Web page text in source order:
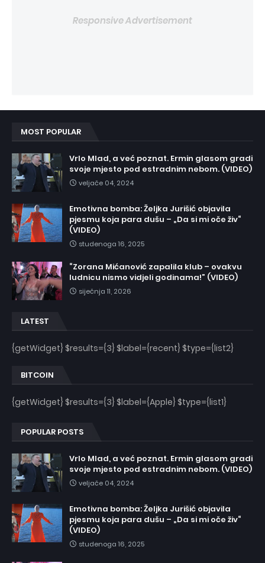
Responsive Advertisement
MOST POPULAR
Vrlo Mlad, a već poznat. Ermin glasom gradi
svoje mjesto pod estradnim nebom. (VIDEO)
veljače 04, 2024
Emotivna bomba: Željka Jurišić objavila
pjesmu koja para dušu – „Da si mi oče živ“
(VIDEO)
studenoga 16, 2025
“Zorana Mićanović zapalila klub – ovakvu
ludnicu nismo vidjeli godinama!” (VIDEO)
siječnja 11, 2026
LATEST
{getWidget} $results={3} $label={recent} $type={list2}
BITCOIN
{getWidget} $results={3} $label={Apple} $type={list1}
POPULAR POSTS
Vrlo Mlad, a već poznat. Ermin glasom gradi
svoje mjesto pod estradnim nebom. (VIDEO)
veljače 04, 2024
Emotivna bomba: Željka Jurišić objavila
pjesmu koja para dušu – „Da si mi oče živ“
(VIDEO)
studenoga 16, 2025